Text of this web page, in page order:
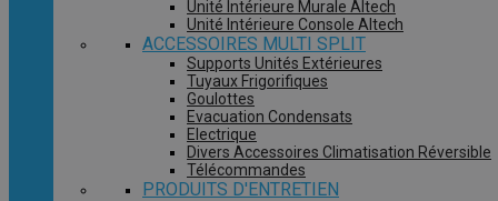
Unité Intérieure Murale Altech
Unité Intérieure Console Altech
ACCESSOIRES MULTI SPLIT
Supports Unités Extérieures
Tuyaux Frigorifiques
Goulottes
Evacuation Condensats
Electrique
Divers Accessoires Climatisation Réversible
Télécommandes
PRODUITS D'ENTRETIEN